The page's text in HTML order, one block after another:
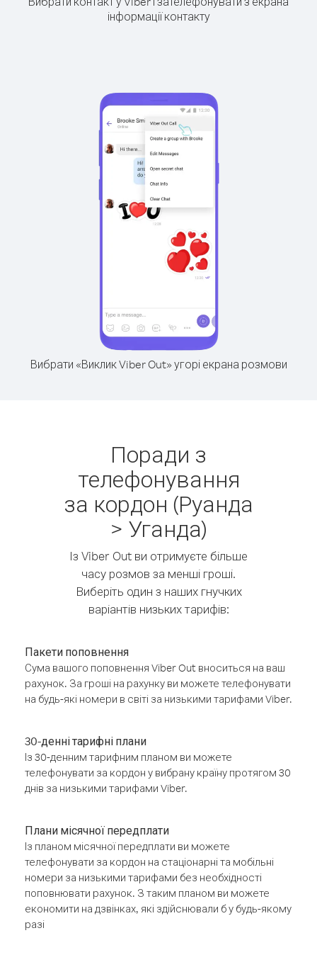
інформації контакту
Вибрати «Виклик Viber Out» угорі екрана розмови
Поради з
телефонування
за кордон (Руанда
> Уганда)
Із Viber Out ви отримуєте більше
часу розмов за менші гроші.
Виберіть один з наших гнучких
варіантів низьких тарифів:
Пакети поповнення
Сума вашого поповнення Viber Out вноситься на ваш
рахунок. За гроші на рахунку ви можете телефонувати
на будь-які номери в світі за низькими тарифами Viber.
30-денні тарифні плани
Із 30-денним тарифним планом ви можете
телефонувати за кордон у вибрану країну протягом 30
днів за низькими тарифами Viber.
Плани місячної передплати
Із планом місячної передплати ви можете
телефонувати за кордон на стаціонарні та мобільні
номери за низькими тарифами без необхідності
поповнювати рахунок. З таким планом ви можете
економити на дзвінках, які здійснювали б у будь-якому
разі